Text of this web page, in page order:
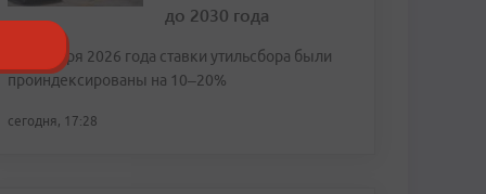
до 2030 года
С 1 января 2026 года ставки утильсбора были
проиндексированы на 10–20%
сегодня, 17:28